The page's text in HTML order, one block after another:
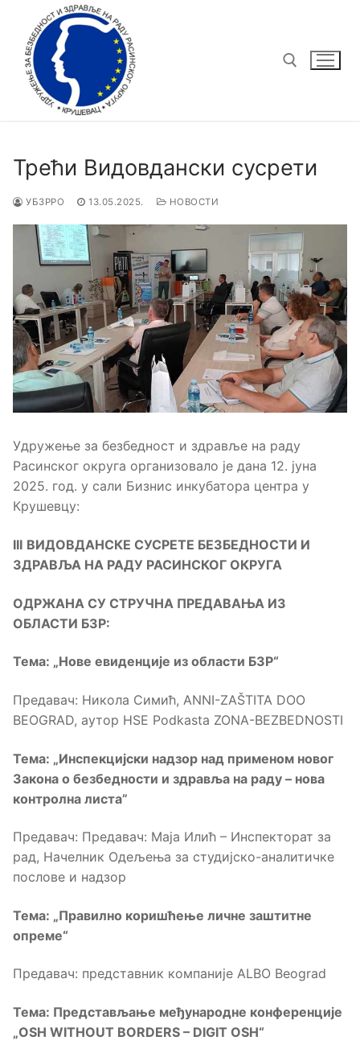
Трећи Видовдански сусрети
УБЗРРО 13.05.2025. НОВОСТИ
Удружење за безбедност и здравље на раду
Расинског округа организовало је дана 12. јуна
2025. год. у сали Бизнис инкубатора центра у
Крушевцу:
III ВИДОВДАНСКЕ СУСРЕТЕ БЕЗБЕДНОСТИ И
ЗДРАВЉА НА РАДУ РАСИНСКОГ ОКРУГА
ОДРЖАНА СУ СТРУЧНА ПРЕДАВАЊА ИЗ
ОБЛАСТИ БЗР:
Тема: „Нове евиденције из области БЗР“
Предавач: Никола Симић, ANNI-ZAŠTITA DOO
BEOGRAD, аутор HSE Podkasta ZONA-BEZBEDNOSTI
Тема: „Инспекцијски надзор над применом новог
Закона о безбедности и здравља на раду – нова
контролна листа”
Предавач: Предавач: Маја Илић – Инспекторат за
рад, Начелник Oдељења за студијско-аналитичке
послове и надзор
Тема: „Правилно коришћење личне заштитне
опреме“
Предавач: представник компаније ALBO Beograd
Тема: Представљање међународне конференције
„OSH WITHOUT BORDERS – DIGIT OSH“